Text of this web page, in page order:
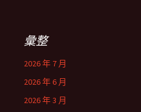
彙整
2026 年 7 月
2026 年 6 月
2026 年 3 月